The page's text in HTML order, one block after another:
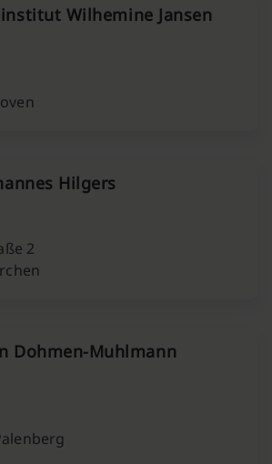
Wilhemine Jansen
Hilgers
2
Dohmen-Muhlmann